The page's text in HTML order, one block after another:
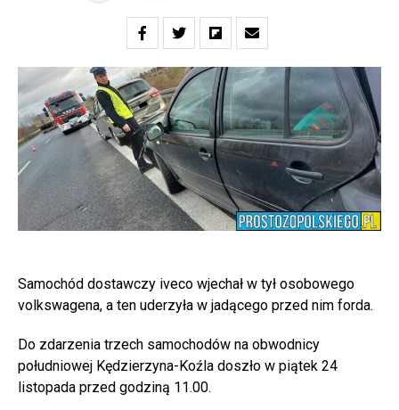
Samochód dostawczy iveco wjechał w tył osobowego
volkswagena, a ten uderzyła w jadącego przed nim forda.
Do zdarzenia trzech samochodów na obwodnicy
południowej Kędzierzyna-Koźla doszło w piątek 24
listopada przed godziną 11.00.